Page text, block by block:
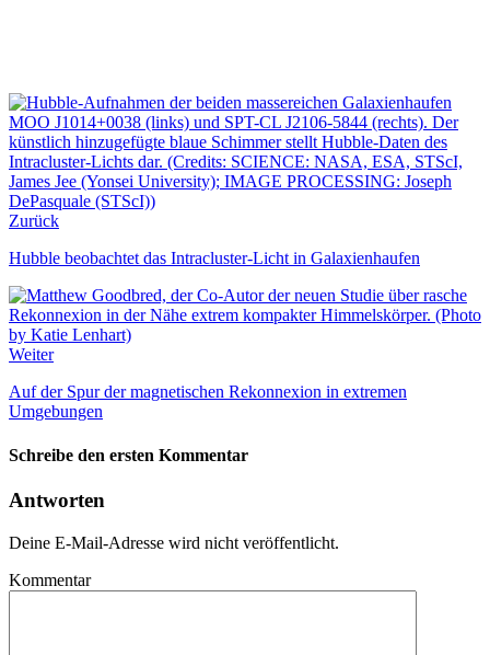
Zurück
Hubble beobachtet das Intracluster-Licht in Galaxienhaufen
Weiter
Auf der Spur der magnetischen Rekonnexion in extremen
Umgebungen
Schreibe den ersten Kommentar
Antworten
Deine E-Mail-Adresse wird nicht veröffentlicht.
Kommentar